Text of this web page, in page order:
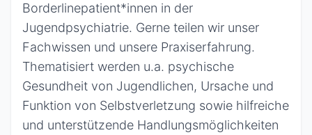
Borderlinepatient*innen in der
Jugendpsychiatrie. Gerne teilen wir unser
Fachwissen und unsere Praxiserfahrung.
Thematisiert werden u.a. psychische
Gesundheit von Jugendlichen, Ursache und
Funktion von Selbstverletzung sowie hilfreiche
und unterstützende Handlungsmöglichkeiten